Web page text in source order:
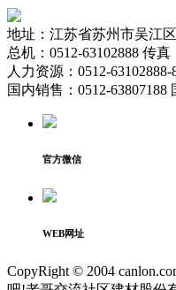
地址：江苏省苏州市吴江
总机：0512-63102888 传真
人力资源：0512-63102888-
国内销售：0512-63807188
官方微信
WEB网址
CopyRight © 2004